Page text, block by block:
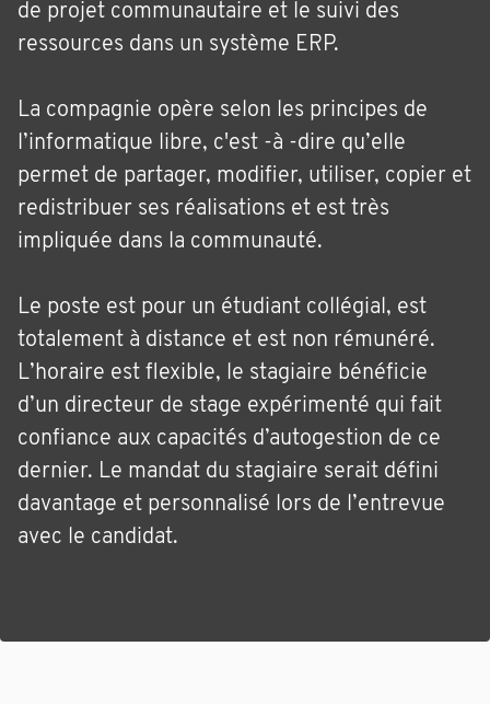
de projet communautaire et le suivi des
ressources dans un système ERP.
La compagnie opère selon les principes de
l’informatique libre, c'est -à -dire qu’elle
permet de partager, modifier, utiliser, copier et
redistribuer ses réalisations et est très
impliquée dans la communauté.
Le poste est pour un étudiant collégial, est
totalement à distance et est non rémunéré.
L’horaire est flexible, le stagiaire bénéficie
d’un directeur de stage expérimenté qui fait
confiance aux capacités d’autogestion de ce
dernier. Le mandat du stagiaire serait défini
davantage et personnalisé lors de l’entrevue
avec le candidat.